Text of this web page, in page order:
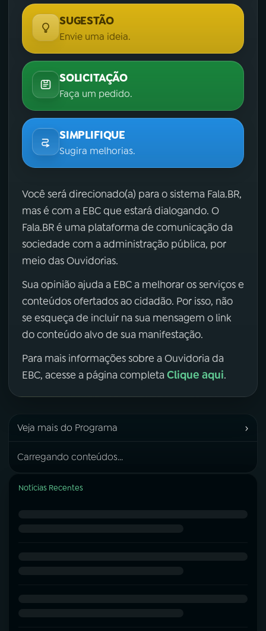
SUGESTÃO
Envie uma ideia.
SOLICITAÇÃO
Faça um pedido.
SIMPLIFIQUE
Sugira melhorias.
Você será direcionado(a) para o sistema Fala.BR,
mas é com a EBC que estará dialogando. O
Fala.BR é uma plataforma de comunicação da
sociedade com a administração pública, por
meio das Ouvidorias.
Sua opinião ajuda a EBC a melhorar os serviços e
conteúdos ofertados ao cidadão. Por isso, não
se esqueça de incluir na sua mensagem o link
do conteúdo alvo de sua manifestação.
Para mais informações sobre a Ouvidoria da
EBC, acesse a página completa Clique aqui.
Veja mais do Programa ›
Carregando conteúdos...
Notícias Recentes